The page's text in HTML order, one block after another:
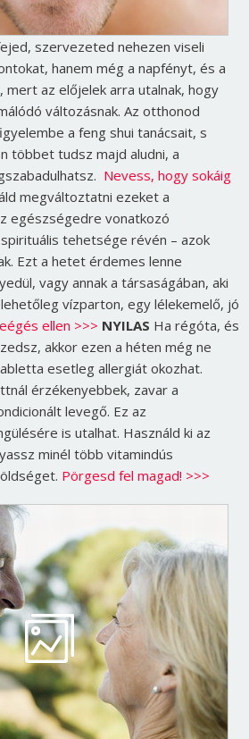
szervezeted nehezen viseli
hanem még a napfényt, és a
az előjelek arra utalnak, hogy
változásnak. Az otthonod
a feng shui tanácsait, s
többet tudsz majd aludni, a
Nevess, hogy sokáig
megváltoztatni ezeket a
egészségedre vonatkozó
tehetsége révén – azok
Ezt a hetet érdemes lenne
vagy annak a társaságában, aki
vízparton, egy lélekemelő, jó
ellen >>> NYILAS Ha régóta, és
akkor ezen a héten még ne
esetleg allergiát okozhat.
érzékenyebbek, zavar a
levegő. Ez az
is utalhat. Használd ki az
minél több vitamindús
Pörgesd fel magad! >>>